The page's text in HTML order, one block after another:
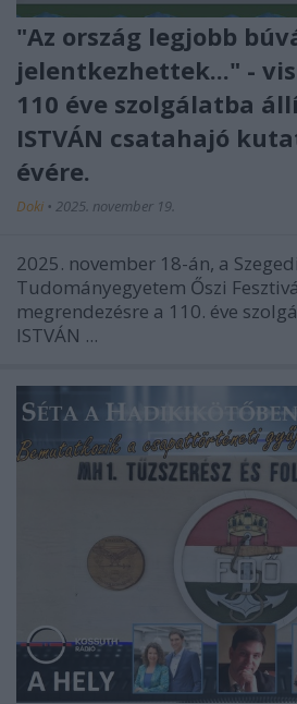
"Az ország legjobb
jelentkezhettek..." -
110 éve szolgálatba
ISTVÁN csatahajó
évére.
Doki • 2025. november 19.
2025. november 18-án, a Szegedi
Tudományegyetem Őszi
megrendezésre a 110. éve
ISTVÁN ...